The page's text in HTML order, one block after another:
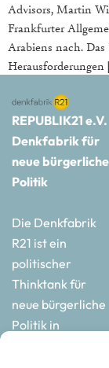
Advisors, Martin
Frankfurter
Arabiens nach.
Herausforderungen
REPUBLIK21 e.V.
Denkfabrik für
neue bürgerliche
Politik
Die Denkfabrik
R21 ist ein
politischer
Thinktank für
neue bürgerliche
Politik in